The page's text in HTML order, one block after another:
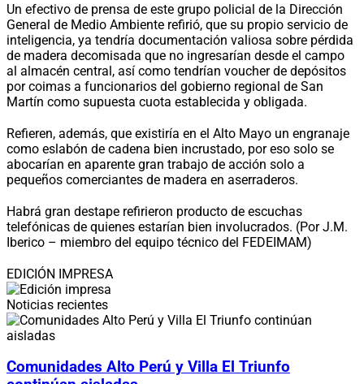
Un efectivo de prensa de este grupo policial de la Dirección
General de Medio Ambiente refirió, que su propio servicio de
inteligencia, ya tendría documentación valiosa sobre pérdida
de madera decomisada que no ingresarían desde el campo
al almacén central, así como tendrían voucher de depósitos
por coimas a funcionarios del gobierno regional de San
Martín como supuesta cuota establecida y obligada.
Refieren, además, que existiría en el Alto Mayo un engranaje
como eslabón de cadena bien incrustado, por eso solo se
abocarían en aparente gran trabajo de acción solo a
pequeños comerciantes de madera en aserraderos.
Habrá gran destape refirieron producto de escuchas
telefónicas de quienes estarían bien involucrados. (Por J.M.
Iberico – miembro del equipo técnico del FEDEIMAM)
EDICIÓN IMPRESA
Noticias recientes
Comunidades Alto Perú y Villa El Triunfo